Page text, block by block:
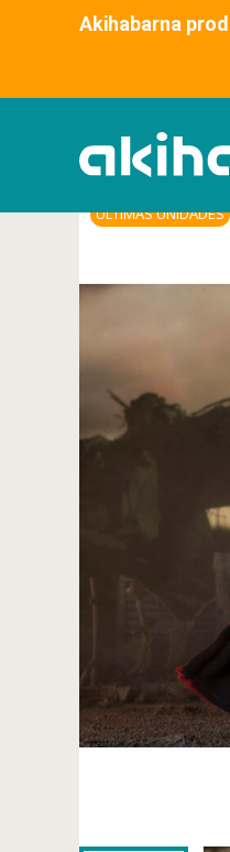
Akihabarna
ÚLTIMAS UNIDADES